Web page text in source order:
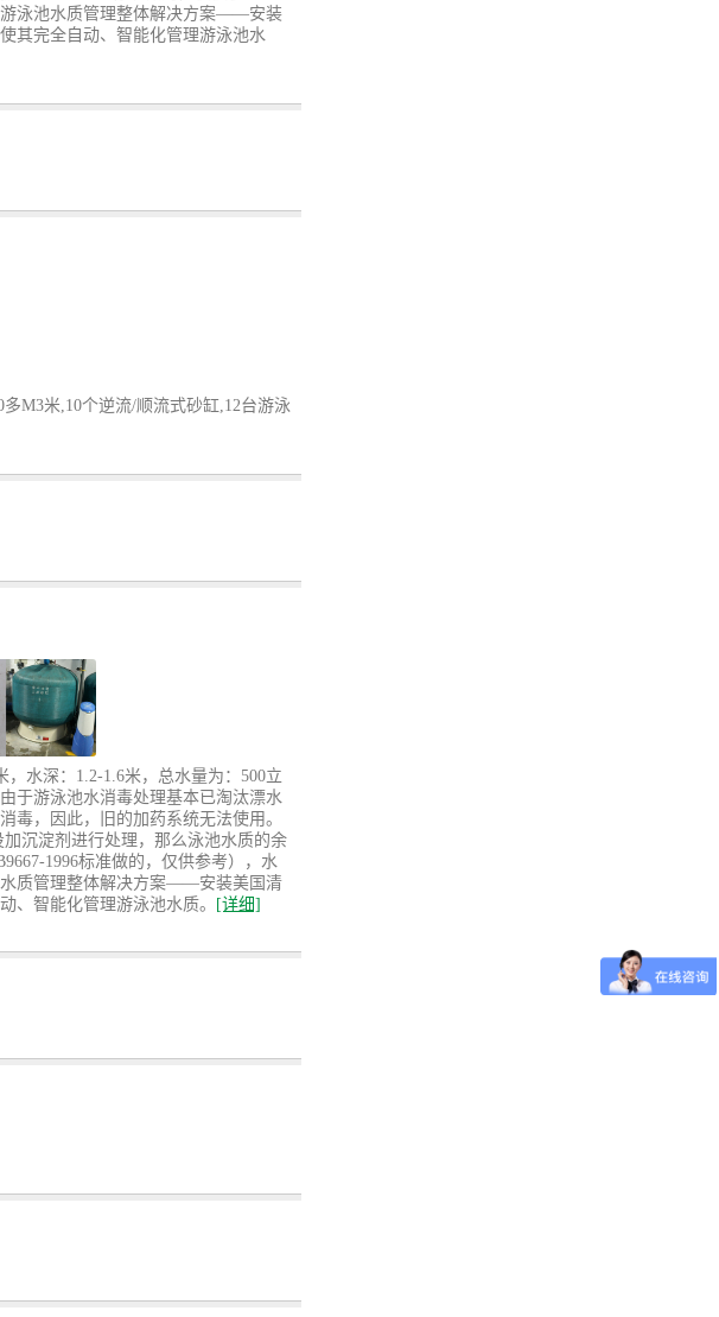
游泳池水质管理整体解决方案——安装
其完全自动、智能化管理游泳池水
M3米,10个逆流/顺流式砂缸,12台游泳
水深：1.2-1.6米，总水量为：500立
于游泳池水消毒处理基本已淘汰漂水
毒，因此，旧的加药系统无法使用。
沉淀剂进行处理，那么泳池水质的余
1996标准做的，仅供参考），水
水质管理整体解决方案——安装美国清
、智能化管理游泳池水质。
[详细]